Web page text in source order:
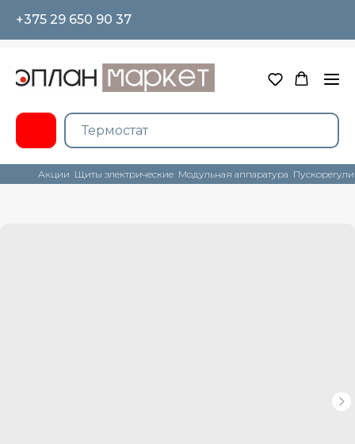
+375 29 650 90 37
Акции Щиты электрические Модульная аппаратура